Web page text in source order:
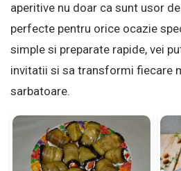
aperitive nu doar ca sunt usor
perfecte pentru orice ocazie
simple si preparate rapide, vei
invitatii si sa transformi fiecare
sarbatoare.